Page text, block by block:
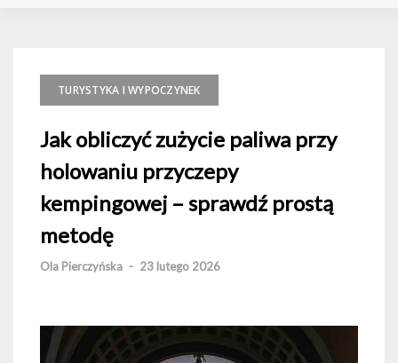
TURYSTYKA I WYPOCZYNEK
Jak obliczyć zużycie paliwa przy
holowaniu przyczepy
kempingowej – sprawdź prostą
metodę
Ola Pierczyńska - 23 lutego 2026